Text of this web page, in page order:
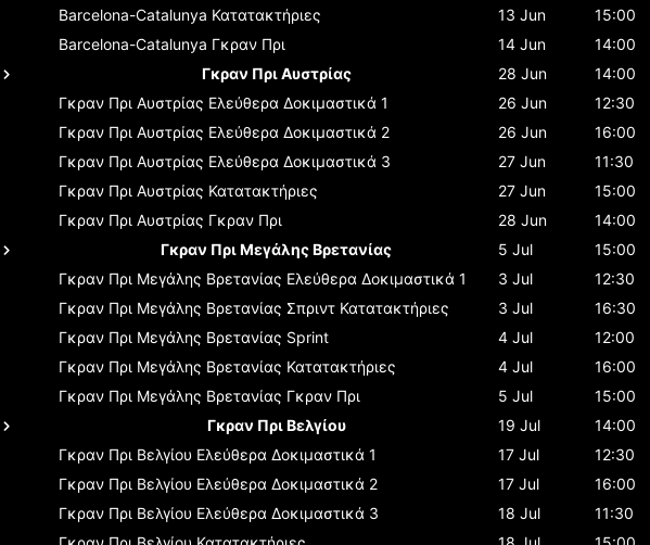
Barcelona-Catalunya Κατατακτήριες 13 Jun
15:00
Barcelona-Catalunya Γκραν Πρι 14 Jun
14:00
Γκραν Πρι Αυστρίας
28 Jun
14:00
Γκραν Πρι Αυστρίας Ελεύθερα Δοκιμαστικά 1 26 Jun
12:30
Γκραν Πρι Αυστρίας Ελεύθερα Δοκιμαστικά 2 26 Jun
16:00
Γκραν Πρι Αυστρίας Ελεύθερα Δοκιμαστικά 3 27 Jun
11:30
Γκραν Πρι Αυστρίας Κατατακτήριες 27 Jun
15:00
Γκραν Πρι Αυστρίας Γκραν Πρι 28 Jun
14:00
Γκραν Πρι Μεγάλης Βρετανίας
5 Jul
15:00
Γκραν Πρι Μεγάλης Βρετανίας Ελεύθερα Δοκιμαστικά 1 3 Jul
12:30
Γκραν Πρι Μεγάλης Βρετανίας Σπριντ Κατατακτήριες 3 Jul
16:30
Γκραν Πρι Μεγάλης Βρετανίας Sprint 4 Jul
12:00
Γκραν Πρι Μεγάλης Βρετανίας Κατατακτήριες 4 Jul
16:00
Γκραν Πρι Μεγάλης Βρετανίας Γκραν Πρι 5 Jul
15:00
Γκραν Πρι Βελγίου
19 Jul
14:00
Γκραν Πρι Βελγίου Ελεύθερα Δοκιμαστικά 1 17 Jul
12:30
Γκραν Πρι Βελγίου Ελεύθερα Δοκιμαστικά 2 17 Jul
16:00
Γκραν Πρι Βελγίου Ελεύθερα Δοκιμαστικά 3 18 Jul
11:30